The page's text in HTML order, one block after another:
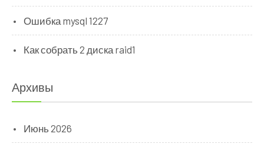
Ошибка mysql 1227
Как собрать 2 диска raid1
Архивы
Июнь 2026